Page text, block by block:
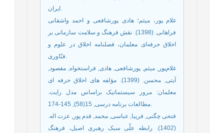
غلام پور، میثم؛ هادی پورشافعی و احمد واشقانی
فراهانی. (1398). نقش فرهنگ و سلامت سازمانی بر
اخلاق حرفه‌ای معلمان، فصلنامه اخلاق در علوم و
غلام‌پور, میثم, پورشافعی, هادی, فراستخواه, مقصود,
آیتی, محسن. (1399). مؤلفه های اخلاق حرفه ای
معلمان: مرور سیستماتیک براساس مدل رایت.
فتحی چگنی, فریبا, عباسی, محمد, قدم پور, عزت اله.
(1402). رابطه علّی سبک رهبری اصیل، فرهنگ